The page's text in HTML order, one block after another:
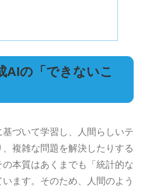
AIの「できないこ
づいて学習し、人間らしいテ
複雑な問題を解決したりする
本質はあくまでも「統計的な
ます。そのため、人間のよう